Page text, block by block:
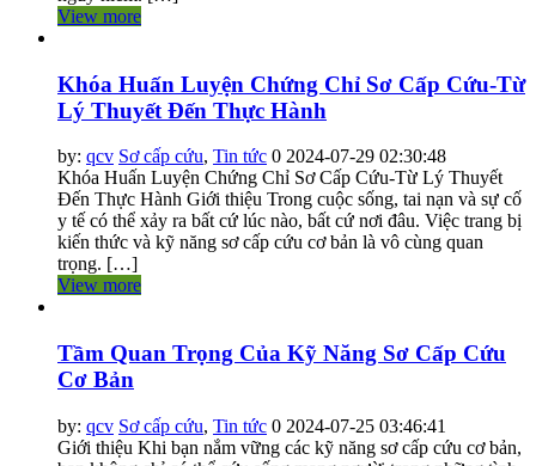
View more
Khóa Huấn Luyện Chứng Chỉ Sơ Cấp Cứu-Từ
Lý Thuyết Đến Thực Hành
by: qcv Sơ cấp cứu, Tin tức 0 2024-07-29 02:30:48
Khóa Huấn Luyện Chứng Chỉ Sơ Cấp Cứu-Từ Lý Thuyết
Đến Thực Hành Giới thiệu Trong cuộc sống, tai nạn và sự cố
y tế có thể xảy ra bất cứ lúc nào, bất cứ nơi đâu. Việc trang bị
kiến thức và kỹ năng sơ cấp cứu cơ bản là vô cùng quan
trọng. […]
View more
Tầm Quan Trọng Của Kỹ Năng Sơ Cấp Cứu
Cơ Bản
by: qcv Sơ cấp cứu, Tin tức 0 2024-07-25 03:46:41
Giới thiệu Khi bạn nắm vững các kỹ năng sơ cấp cứu cơ bản,